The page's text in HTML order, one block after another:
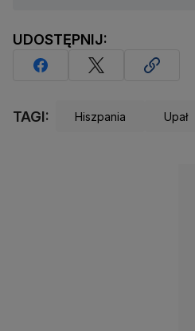
UDOSTĘPNIJ:
TAGI: Hiszpania Upał